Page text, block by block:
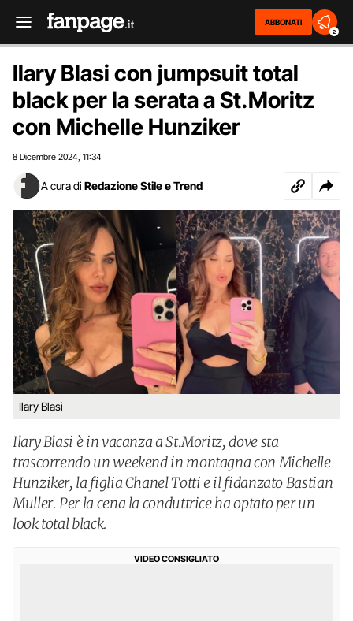
ABBONATI
2
Ilary Blasi con jumpsuit total
black per la serata a St.Moritz
con Michelle Hunziker
8 Dicembre 2024 11:34
A cura di Redazione Stile e Trend
Ilary Blasi
Ilary Blasi è in vacanza a St.Moritz, dove sta
trascorrendo un weekend in montagna con Michelle
Hunziker, la figlia Chanel Totti e il fidanzato Bastian
Muller. Per la cena la conduttrice ha optato per un
look total black.
VIDEO CONSIGLIATO